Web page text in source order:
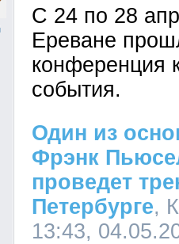
С 24 по 28
Ереване
конференция
события.
Один из
Фрэнк
проведет
Петербурге,
13:43,